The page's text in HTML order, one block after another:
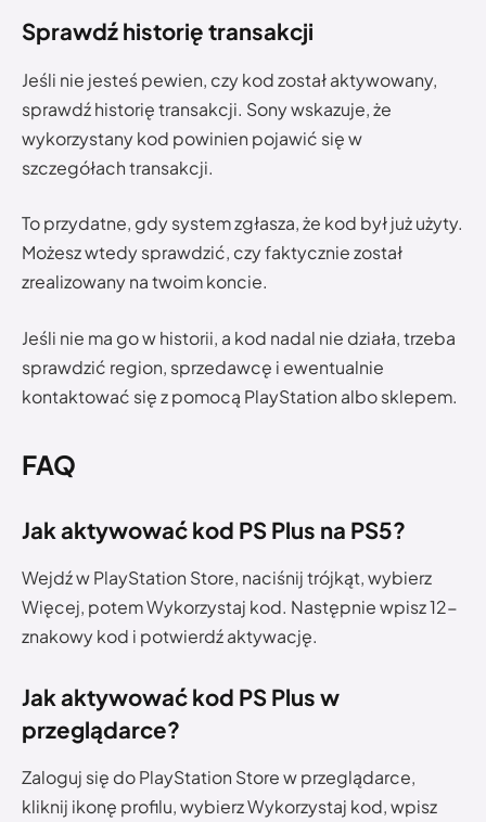
Sprawdź historię transakcji
Jeśli nie jesteś pewien, czy kod został aktywowany,
sprawdź historię transakcji. Sony wskazuje, że
wykorzystany kod powinien pojawić się w
szczegółach transakcji.
To przydatne, gdy system zgłasza, że kod był już użyty.
Możesz wtedy sprawdzić, czy faktycznie został
zrealizowany na twoim koncie.
Jeśli nie ma go w historii, a kod nadal nie działa, trzeba
sprawdzić region, sprzedawcę i ewentualnie
kontaktować się z pomocą PlayStation albo sklepem.
FAQ
Jak aktywować kod PS Plus na PS5?
Wejdź w PlayStation Store, naciśnij trójkąt, wybierz
Więcej, potem Wykorzystaj kod. Następnie wpisz 12-
znakowy kod i potwierdź aktywację.
Jak aktywować kod PS Plus w
przeglądarce?
Zaloguj się do PlayStation Store w przeglądarce,
kliknij ikonę profilu, wybierz Wykorzystaj kod, wpisz